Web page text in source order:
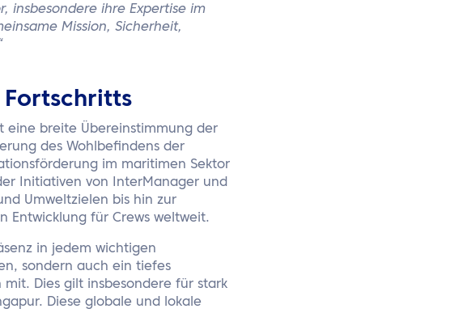
insbesondere ihre Expertise im
Mission, Sicherheit,
Fortschritts
eine breite Übereinstimmung der
des Wohlbefindens der
im maritimen Sektor
Initiativen von InterManager und
Umweltzielen bis hin zur
Entwicklung für Crews weltweit.
in jedem wichtigen
sondern auch ein tiefes
Dies gilt insbesondere für stark
Diese globale und lokale